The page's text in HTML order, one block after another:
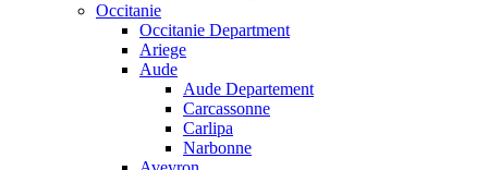
Occitanie
Occitanie Department
Ariege
Aude
Aude Departement
Carcassonne
Carlipa
Narbonne